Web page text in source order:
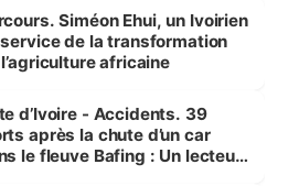
Siméon Ehui, un Ivoirien
de la transformation
africaine
d’Ivoire - Accidents. 39
après la chute d’un car
le fleuve Bafing : Un lecteur